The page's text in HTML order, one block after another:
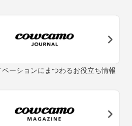
ーションにまつわるお役立ち情報